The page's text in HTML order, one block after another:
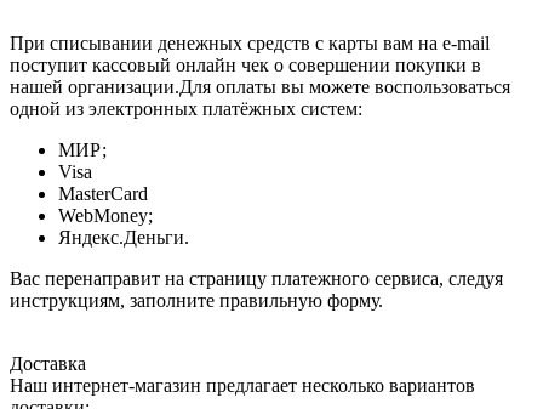
При списывании денежных средств с карты вам на e-mail
поступит кассовый онлайн чек о совершении покупки в
нашей организации.Для оплаты вы можете воспользоваться
одной из электронных платёжных систем:
МИР;
Visa
MasterCard
WebMoney;
Яндекс.Деньги.
Вас перенаправит на страницу платежного сервиса, следуя
инструкциям, заполните правильную форму.
Доставка
Наш интернет-магазин предлагает несколько вариантов